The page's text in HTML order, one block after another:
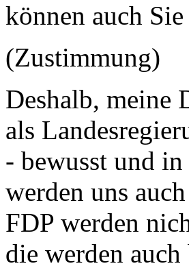
können auch
(Zustimmung)
Deshalb, meine
als
- bewusst und
werden uns
FDP werden
die werden